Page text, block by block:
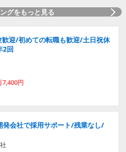
グをもっと見る
迎/初めての転職も歓迎/土日祝休
2回
7,400円
発会社で採用サポート/残業なし/